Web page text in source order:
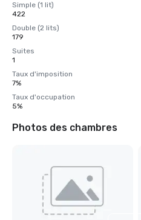
Simple (1 lit)
422
Double (2 lits)
179
Suites
1
Taux d'imposition
7%
Taux d'occupation
5%
Photos des chambres